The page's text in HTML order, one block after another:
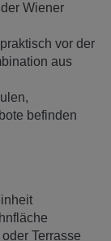
Wiener
praktisch vor der
aus
befinden
Terrasse